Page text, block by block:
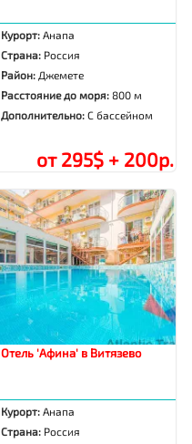
Курорт:Анапа
Страна: Россия
Район: Джемете
Расстояние до моря:800 м
Дополнительно:С бассейном
от 295$ + 200р.
Отель 'Афина' в Витязево
Курорт:Анапа
Страна: Россия